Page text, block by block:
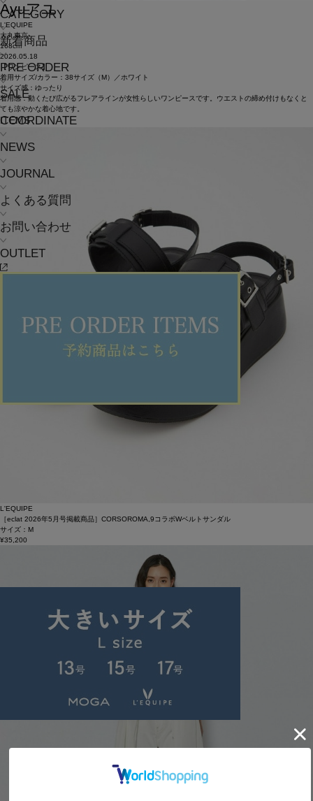
CATEGORY
新着商品
PRE ORDER
SALE
COORDINATE
NEWS
JOURNAL
よくある質問
お問い合わせ
OUTLET
Ayuアユ
L'EQUIPE
大丸東京
168cm
2026.05.18
【ワンピース】
着用サイズ/カラー：38サイズ（M）／ホワイト
サイズ感：ゆったり
着用感：動くたび広がるフレアラインが女性らしいワンピースです。ウエストの締め付けもなくと
ても涼やかな着心地です。
ITEMS
L'EQUIPE
［eclat 2026年5月号掲載商品］CORSOROMA,9コラボWベルトサンダル
サイズ：M
¥35,200